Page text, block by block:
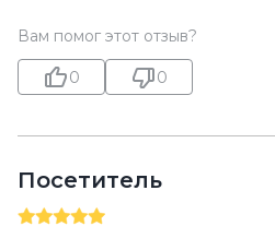
Вам помог этот отзыв?
0 0
Посетитель